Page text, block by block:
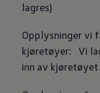
lagres)
Opplysninger vi
kjøretøyer: Vi
inn av